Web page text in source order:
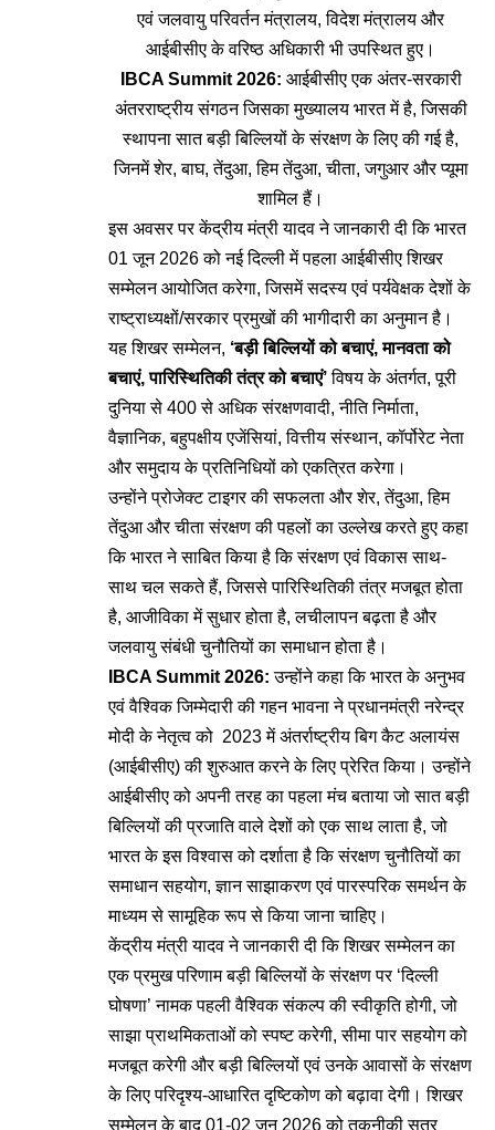
एवं जलवायु परिवर्तन मंत्रालय, विदेश मंत्रालय और
आईबीसीए के वरिष्ठ अधिकारी भी उपस्थित हुए।
IBCA Summit 2026: आईबीसीए एक अंतर-सरकारी
अंतरराष्ट्रीय संगठन जिसका मुख्यालय भारत में है, जिसकी
स्थापना सात बड़ी बिल्लियों के संरक्षण के लिए की गई है,
जिनमें शेर, बाघ, तेंदुआ, हिम तेंदुआ, चीता, जगुआर और प्यूमा
शामिल हैं।
इस अवसर पर केंद्रीय मंत्री यादव ने जानकारी दी कि भारत
01 जून 2026 को नई दिल्ली में पहला आईबीसीए शिखर
सम्मेलन आयोजित करेगा, जिसमें सदस्य एवं पर्यवेक्षक देशों के
राष्ट्राध्यक्षों/सरकार प्रमुखों की भागीदारी का अनुमान है।
यह शिखर सम्मेलन, ‘बड़ी बिल्लियों को बचाएं, मानवता को
बचाएं, पारिस्थितिकी तंत्र को बचाएं’विषय के अंतर्गत, पूरी
दुनिया से 400 से अधिक संरक्षणवादी, नीति निर्माता,
वैज्ञानिक, बहुपक्षीय एजेंसियां, वित्तीय संस्थान, कॉर्पोरेट नेता
और समुदाय के प्रतिनिधियों को एकत्रित करेगा।
उन्होंने प्रोजेक्ट टाइगर की सफलता और शेर, तेंदुआ, हिम
तेंदुआ और चीता संरक्षण की पहलों का उल्लेख करते हुए कहा
कि भारत ने साबित किया है कि संरक्षण एवं विकास साथ-
साथ चल सकते हैं, जिससे पारिस्थितिकी तंत्र मजबूत होता
है, आजीविका में सुधार होता है, लचीलापन बढ़ता है और
जलवायु संबंधी चुनौतियों का समाधान होता है।
IBCA Summit 2026:उन्होंने कहा कि भारत के अनुभव
एवं वैश्विक जिम्मेदारी की गहन भावना ने प्रधानमंत्री नरेन्द्र
मोदी के नेतृत्व को 2023 में अंतर्राष्ट्रीय बिग कैट अलायंस
(आईबीसीए) की शुरुआत करने के लिए प्रेरित किया। उन्होंने
आईबीसीए को अपनी तरह का पहला मंच बताया जो सात बड़ी
बिल्लियों की प्रजाति वाले देशों को एक साथ लाता है, जो
भारत के इस विश्वास को दर्शाता है कि संरक्षण चुनौतियों का
समाधान सहयोग, ज्ञान साझाकरण एवं पारस्परिक समर्थन के
माध्यम से सामूहिक रूप से किया जाना चाहिए।
केंद्रीय मंत्री यादव ने जानकारी दी कि शिखर सम्मेलन का
एक प्रमुख परिणाम बड़ी बिल्लियों के संरक्षण पर ‘दिल्ली
घोषणा’ नामक पहली वैश्विक संकल्प की स्वीकृति होगी, जो
साझा प्राथमिकताओं को स्पष्ट करेगी, सीमा पार सहयोग को
मजबूत करेगी और बड़ी बिल्लियों एवं उनके आवासों के संरक्षण
के लिए परिदृश्य-आधारित दृष्टिकोण को बढ़ावा देगी। शिखर
सम्मेलन के बाद 01-02 जून 2026 को तकनीकी सत्र